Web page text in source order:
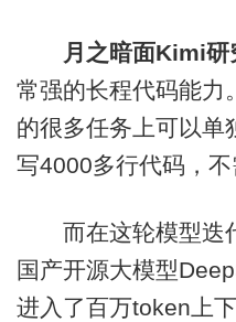
月之暗面Kimi研
常强的长程代码能力
的很多任务上可以单
写4000多行代码，不
而在这轮模型迭
国产开源大模型
进入了百万token上